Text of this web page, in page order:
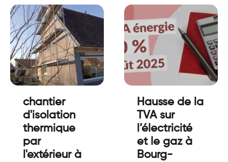
chantier
d'isolation
thermique
par
l'extérieur à
Hausse de la
TVA sur
l’électricité
et le gaz à
Bourg-